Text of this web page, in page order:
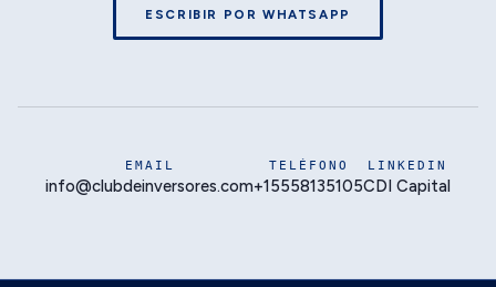
ESCRIBIR POR WHATSAPP
EMAIL
info@clubdeinversores.com
TELÉFONO
+15558135105
LINKEDIN
CDI Capital